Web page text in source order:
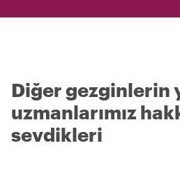
Diğer gezginlerin
uzmanlarımız
sevdikleri